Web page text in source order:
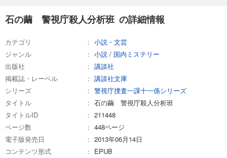
石の繭 警視庁殺人分析班 の詳細情報
カテゴリ
小説・文芸
ジャンル
小説 / 国内ミステリー
出版社
講談社
掲載誌・レーベル
講談社文庫
シリーズ
警視庁捜査一課十一係シリーズ
タイトル
石の繭 警視庁殺人分析班
タイトルID
211448
ページ数
448ページ
電子版発売日
2013年06月14日
コンテンツ形式
EPUB